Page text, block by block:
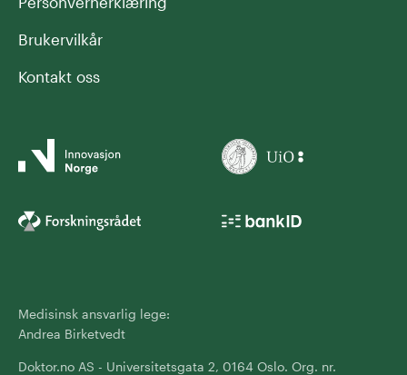
Brukervilkår
Kontakt oss
Medisinsk ansvarlig lege:
Andrea Birketvedt
Doktor.no AS - Universitetsgata 2, 0164 Oslo. Org. nr.